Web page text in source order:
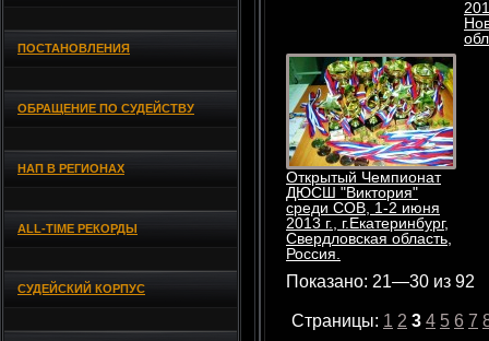
ПОСТАНОВЛЕНИЯ
ОБРАЩЕНИЕ ПО СУДЕЙСТВУ
НАП В РЕГИОНАХ
ALL-TIME РЕКОРДЫ
СУДЕЙСКИЙ КОРПУС
Открытый Чемпионат
ДЮСШ "Виктория"
среди СОВ, 1-2 июня
2013 г., г.Екатеринбург,
Свердловская область,
Россия.
Показано: 21—30 из 92
Страницы: 1 2 3 4 5 6 7